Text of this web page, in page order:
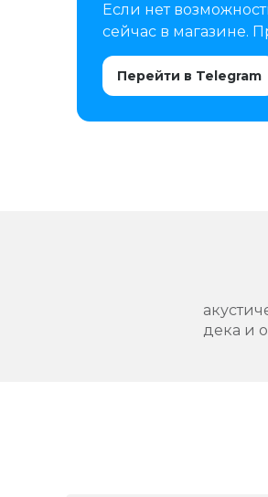
Если нет
сейчас в магазине.
Перейти в Telegram
дека и